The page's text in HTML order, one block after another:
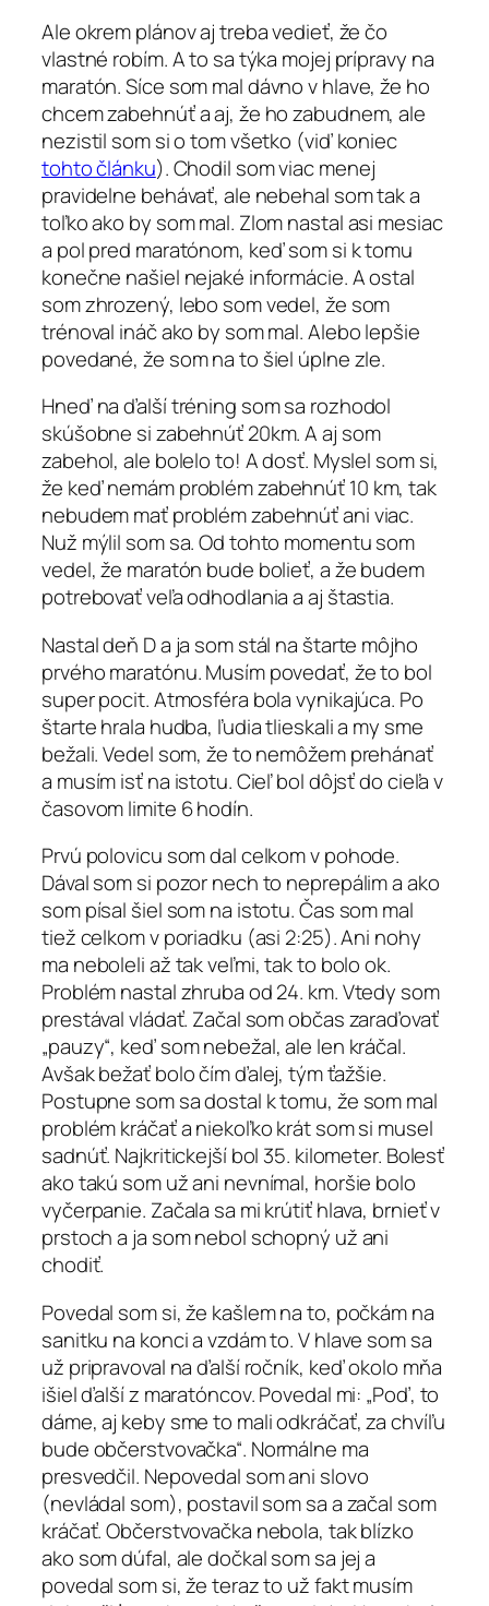
Ale okrem plánov aj treba vedieť, že čo
vlastné robím. A to sa týka mojej prípravy na
maratón. Síce som mal dávno v hlave, že ho
chcem zabehnúť a aj, že ho zabudnem, ale
nezistil som si o tom všetko (viď koniec
tohto článku). Chodil som viac menej
pravidelne behávať, ale nebehal som tak a
toľko ako by som mal. Zlom nastal asi mesiac
a pol pred maratónom, keď som si k tomu
konečne našiel nejaké informácie. A ostal
som zhrozený, lebo som vedel, že som
trénoval ináč ako by som mal. Alebo lepšie
povedané, že som na to šiel úplne zle.
Hneď na ďalší tréning som sa rozhodol
skúšobne si zabehnúť 20km. A aj som
zabehol, ale bolelo to! A dosť. Myslel som si,
že keď nemám problém zabehnúť 10 km, tak
nebudem mať problém zabehnúť ani viac.
Nuž mýlil som sa. Od tohto momentu som
vedel, že maratón bude bolieť, a že budem
potrebovať veľa odhodlania a aj štastia.
Nastal deň D a ja som stál na štarte môjho
prvého maratónu. Musím povedať, že to bol
super pocit. Atmosféra bola vynikajúca. Po
štarte hrala hudba, ľudia tlieskali a my sme
bežali. Vedel som, že to nemôžem prehánať
a musím isť na istotu. Cieľ bol dôjsť do cieľa v
časovom limite 6 hodín.
Prvú polovicu som dal celkom v pohode.
Dával som si pozor nech to neprepálim a ako
som písal šiel som na istotu. Čas som mal
tiež celkom v poriadku (asi 2:25). Ani nohy
ma neboleli až tak veľmi, tak to bolo ok.
Problém nastal zhruba od 24. km. Vtedy som
prestával vládať. Začal som občas zaraďovať
„pauzy“, keď som nebežal, ale len kráčal.
Avšak bežať bolo čím ďalej, tým ťažšie.
Postupne som sa dostal k tomu, že som mal
problém kráčať a niekoľko krát som si musel
sadnúť. Najkritickejší bol 35. kilometer. Bolesť
ako takú som už ani nevnímal, horšie bolo
vyčerpanie. Začala sa mi krútiť hlava, brnieť v
prstoch a ja som nebol schopný už ani
chodiť.
Povedal som si, že kašlem na to, počkám na
sanitku na konci a vzdám to. V hlave som sa
už pripravoval na ďalší ročník, keď okolo mňa
išiel ďalší z maratóncov. Povedal mi: „Poď, to
dáme, aj keby sme to mali odkráčať, za chvíľu
bude občerstvovačka“. Normálne ma
presvedčil. Nepovedal som ani slovo
(nevládal som), postavil som sa a začal som
kráčať. Občerstvovačka nebola, tak blízko
ako som dúfal, ale dočkal som sa jej a
povedal som si, že teraz to už fakt musím